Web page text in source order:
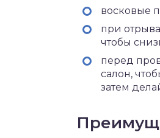
восковые
при
чтобы
перед
салон,
затем